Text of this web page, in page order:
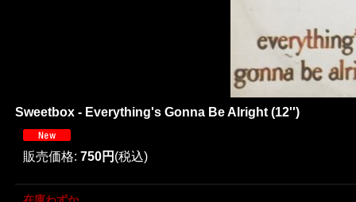
Sweetbox - Everything's Gonna Be Alright (12'')
販売価格: 750円 (税込)